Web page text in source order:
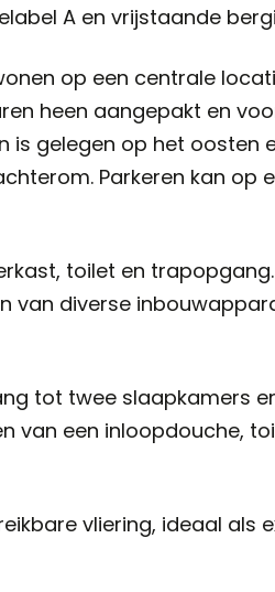
A en vrijstaande
op een centrale
heen aangepakt en
is gelegen op het oosten
Parkeren kan op
toilet en
van diverse
tot twee slaapkamers
van een inloopdouche,
vliering, ideaal als